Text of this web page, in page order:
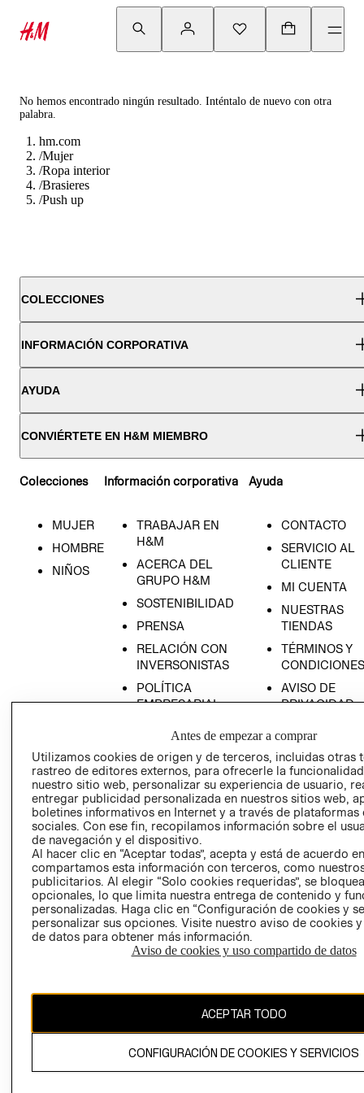
No hemos encontrado ningún resultado. Inténtalo de nuevo con otra
palabra.
hm.com
/Mujer
/Ropa interior
/Brasieres
/Push up
COLECCIONES
INFORMACIÓN CORPORATIVA
AYUDA
CONVIÉRTETE EN H&M MIEMBRO
Colecciones
MUJER
HOMBRE
NIÑOS
Información corporativa
TRABAJAR EN
H&M
ACERCA DEL
GRUPO H&M
SOSTENIBILIDAD
PRENSA
RELACIÓN CON
INVERSONISTAS
POLÍTICA
EMPRESARIAL
Ayuda
CONTACTO
SERVICIO AL
CLIENTE
MI CUENTA
NUESTRAS
TIENDAS
TÉRMINOS Y
CONDICIONES
AVISO DE
PRIVACIDAD
AVISO DE
COOKIES
LIBRO DE
Ecuador ($)
CAMBIAR REGIÓN
El contenido de esta página web está protegido por copyright y es
propiedad de H&M Hennes & Mauritz AB.
Antes de empezar a comprar
Utilizamos cookies de origen y de terceros, incluidas otras
rastreo de editores externos, para ofrecerle la
nuestro sitio web, personalizar su experiencia de usuario,
entregar publicidad personalizada en nuestros sitios web,
boletines informativos en Internet y a través de plataformas
sociales. Con ese fin, recopilamos información sobre el
de navegación y el dispositivo.
Al hacer clic en “Aceptar todas”, acepta y está de acuerdo
compartamos esta información con terceros, como
publicitarios. Al elegir “Solo cookies requeridas”, se
opcionales, lo que limita nuestra entrega de contenido y
personalizadas. Haga clic en “Configuración de cookies y
personalizar sus opciones. Visite nuestro aviso de cookies
de datos para obtener más información.
Aviso de cookies y uso compartido de datos
ACEPTAR TODO
CONFIGURACIÓN DE COOKIES Y SERVICIOS